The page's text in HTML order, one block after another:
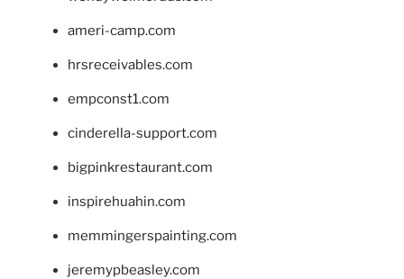
ameri-camp.com
hrsreceivables.com
empconst1.com
cinderella-support.com
bigpinkrestaurant.com
inspirehuahin.com
memmingerspainting.com
jeremypbeasley.com